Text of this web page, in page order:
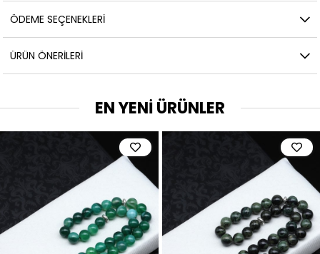
ÖDEME SEÇENEKLERI
ÜRÜN ÖNERILERI
EN YENİ ÜRÜNLER